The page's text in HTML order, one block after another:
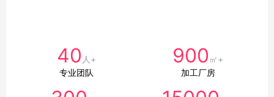
40 人+
专业团队
900 ㎡+
加工厂房